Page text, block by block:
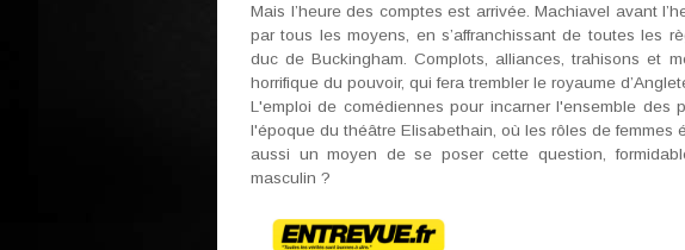
Mais l’heure des comptes est arrivée. Machiavel avant
par tous les moyens, en s’affranchissant de toutes les
duc de Buckingham. Complots, alliances, trahisons et
horrifique du pouvoir, qui fera trembler le royaume
L'emploi de comédiennes pour incarner l'ensemble
l'époque du théâtre Elisabethain, où les rôles de femmes
aussi un moyen de se poser cette question,
masculin ?